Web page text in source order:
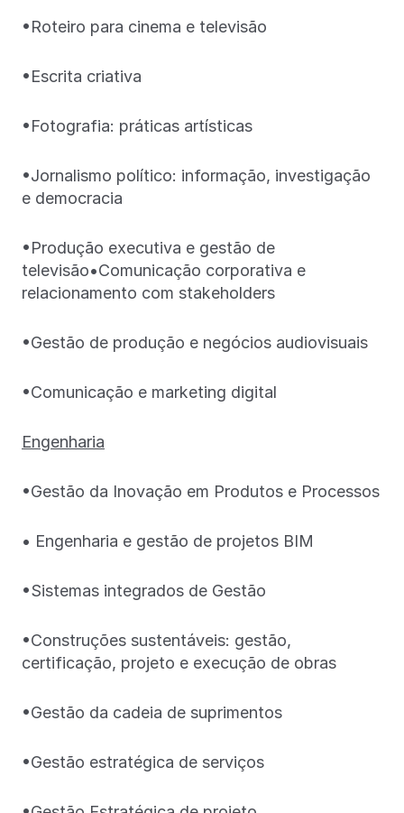
•Roteiro para cinema e televisão
•Escrita criativa
•Fotografia: práticas artísticas
•Jornalismo político: informação, investigação
e democracia
•Produção executiva e gestão de
televisão•Comunicação corporativa e
relacionamento com stakeholders
•Gestão de produção e negócios audiovisuais
•Comunicação e marketing digital
Engenharia
•Gestão da Inovação em Produtos e Processos
• Engenharia e gestão de projetos BIM
•Sistemas integrados de Gestão
•Construções sustentáveis: gestão,
certificação, projeto e execução de obras
•Gestão da cadeia de suprimentos
•Gestão estratégica de serviços